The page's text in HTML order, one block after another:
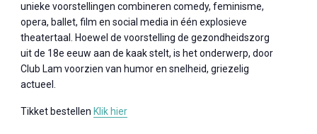
unieke voorstellingen combineren comedy, feminisme,
opera, ballet, film en social media in één explosieve
theatertaal. Hoewel de voorstelling de gezondheidszorg
uit de 18e eeuw aan de kaak stelt, is het onderwerp, door
Club Lam voorzien van humor en snelheid, griezelig
actueel.
Tikket bestellen Klik hier